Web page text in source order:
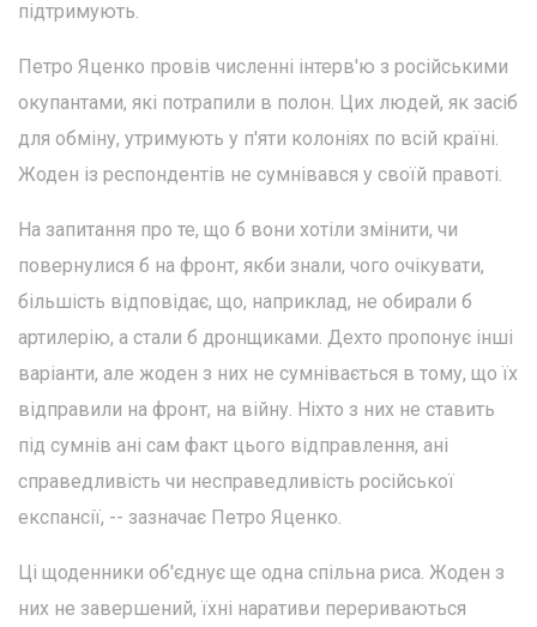
підтримують.
Петро Яценко провів численні інтерв'ю з російськими
окупантами, які потрапили в полон. Цих людей, як засіб
для обміну, утримують у п'яти колоніях по всій країні.
Жоден із респондентів не сумнівався у своїй правоті.
На запитання про те, що б вони хотіли змінити, чи
повернулися б на фронт, якби знали, чого очікувати,
більшість відповідає, що, наприклад, не обирали б
артилерію, а стали б дронщиками. Дехто пропонує інші
варіанти, але жоден з них не сумнівається в тому, що їх
відправили на фронт, на війну. Ніхто з них не ставить
під сумнів ані сам факт цього відправлення, ані
справедливість чи несправедливість російської
експансії, -- зазначає Петро Яценко.
Ці щоденники об'єднує ще одна спільна риса. Жоден з
них не завершений, їхні наративи перериваються